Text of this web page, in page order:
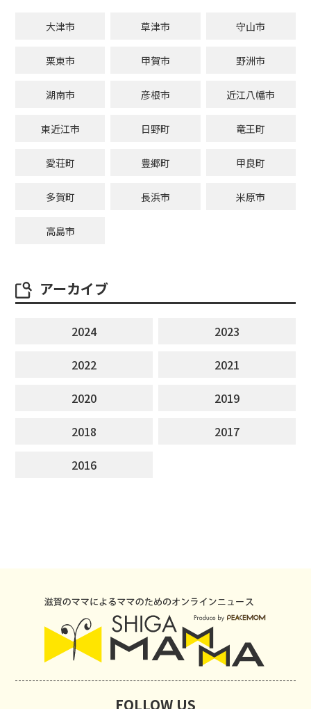
大津市 草津市 守山市
栗東市 甲賀市 野洲市
湖南市 彦根市 近江八幡市
東近江市 日野町 竜王町
愛荘町 豊郷町 甲良町
多賀町 長浜市 米原市
高島市
アーカイブ
2024
2023
2022
2021
2020
2019
2018
2017
2016
FOLLOW US